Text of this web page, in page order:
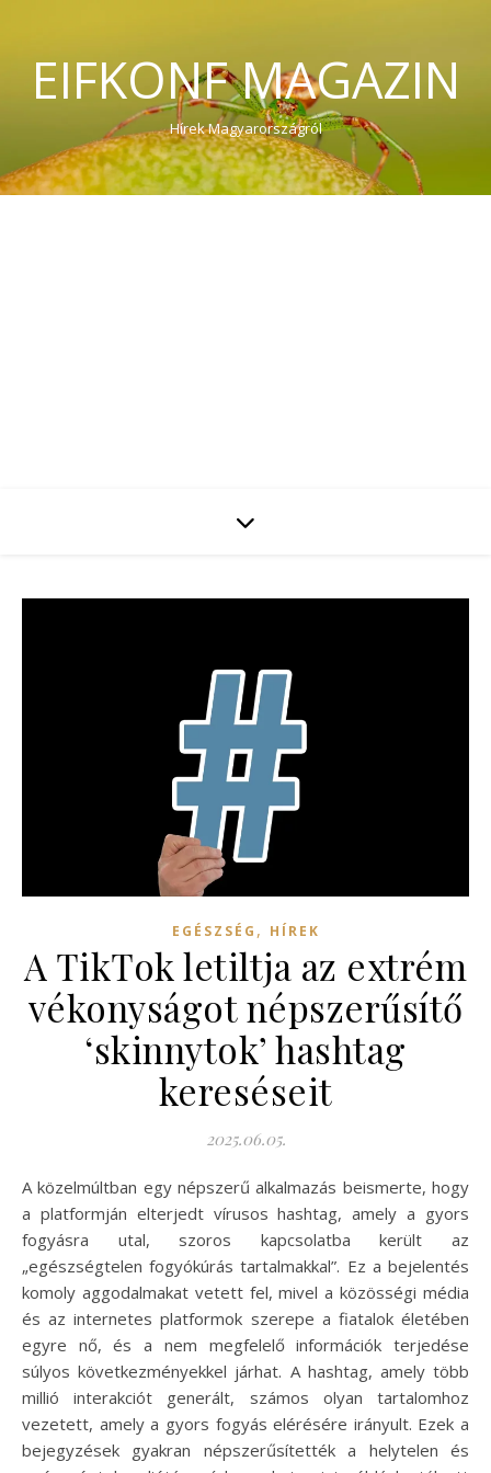
EIFKONF MAGAZIN
Hírek Magyarországról
EGÉSZSÉG , HÍREK
A TikTok letiltja az extrém
vékonyságot népszerűsítő
‘skinnytok’ hashtag
kereséseit
2025.06.05.
A közelmúltban egy népszerű alkalmazás beismerte, hogy
a platformján elterjedt vírusos hashtag, amely a gyors
fogyásra utal, szoros kapcsolatba került az
„egészségtelen fogyókúrás tartalmakkal”. Ez a bejelentés
komoly aggodalmakat vetett fel, mivel a közösségi média
és az internetes platformok szerepe a fiatalok életében
egyre nő, és a nem megfelelő információk terjedése
súlyos következményekkel járhat. A hashtag, amely több
millió interakciót generált, számos olyan tartalomhoz
vezetett, amely a gyors fogyás elérésére irányult. Ezek a
bejegyzések gyakran népszerűsítették a helytelen és